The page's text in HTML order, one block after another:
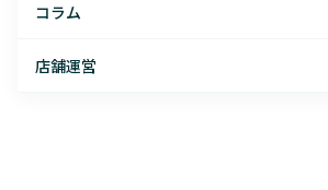
コラム
店舗運営